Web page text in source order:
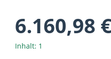
6.160,98
Inhalt: 1